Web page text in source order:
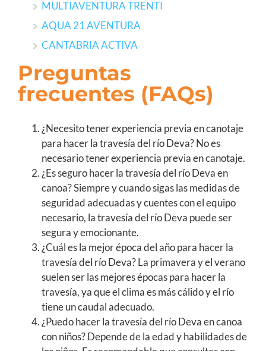
MULTIAVENTURA TRENTI
AQUA 21 AVENTURA
CANTABRIA ACTIVA
Preguntas
frecuentes (FAQs)
¿Necesito tener experiencia previa en canotaje
para hacer la travesía del río Deva? No es
necesario tener experiencia previa en canotaje.
¿Es seguro hacer la travesía del río Deva en
canoa? Siempre y cuando sigas las medidas de
seguridad adecuadas y cuentes con el equipo
necesario, la travesía del río Deva puede ser
segura y emocionante.
¿Cuál es la mejor época del año para hacer la
travesía del río Deva? La primavera y el verano
suelen ser las mejores épocas para hacer la
travesía, ya que el clima es más cálido y el río
tiene un caudal adecuado.
¿Puedo hacer la travesía del río Deva en canoa
con niños? Depende de la edad y habilidades de